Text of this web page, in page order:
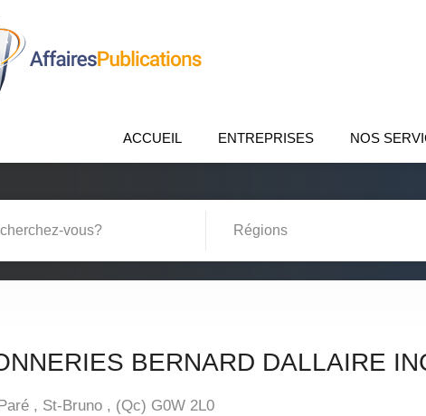
ACCUEIL ENTREPRISES NOS
BERNARD DALLAIRE
, St-Bruno , (Qc) G0W 2L0